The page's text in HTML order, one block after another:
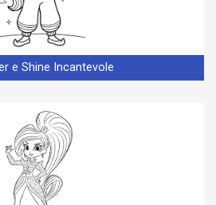
e Shine Incantevole